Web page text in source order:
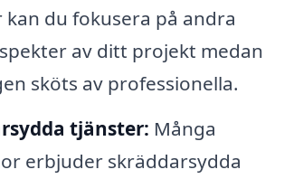
du fokusera på andra
av ditt projekt medan
sköts av professionella.
tjänster: Många
erbjuder skräddarsydda